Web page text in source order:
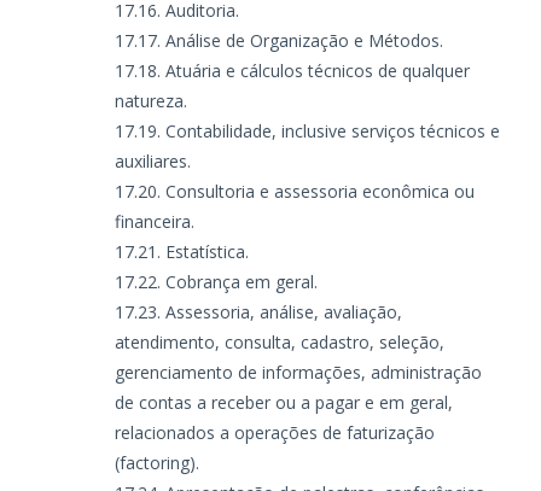
Auditoria.
Análise de Organização e Métodos.
Atuária e cálculos técnicos de qualquer
natureza.
Contabilidade, inclusive serviços técnicos e
auxiliares.
Consultoria e assessoria econômica ou
financeira.
Estatística.
Cobrança em geral.
Assessoria, análise, avaliação,
atendimento, consulta, cadastro, seleção,
gerenciamento de informações, administração
de contas a receber ou a pagar e em geral,
relacionados a operações de faturização
(factoring).